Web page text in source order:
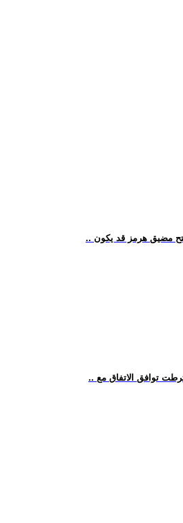
مضيق هرمز قد يكون
توافق الاتفاق مع